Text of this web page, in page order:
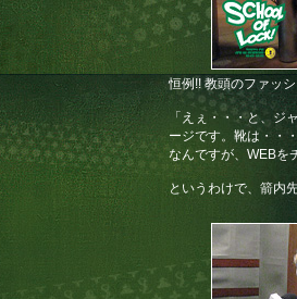
恒例!! 教頭のファッ
「えぇ・・・と、ジ
ージです。靴は・・
なんですが、WEBを
というわけで、箭内